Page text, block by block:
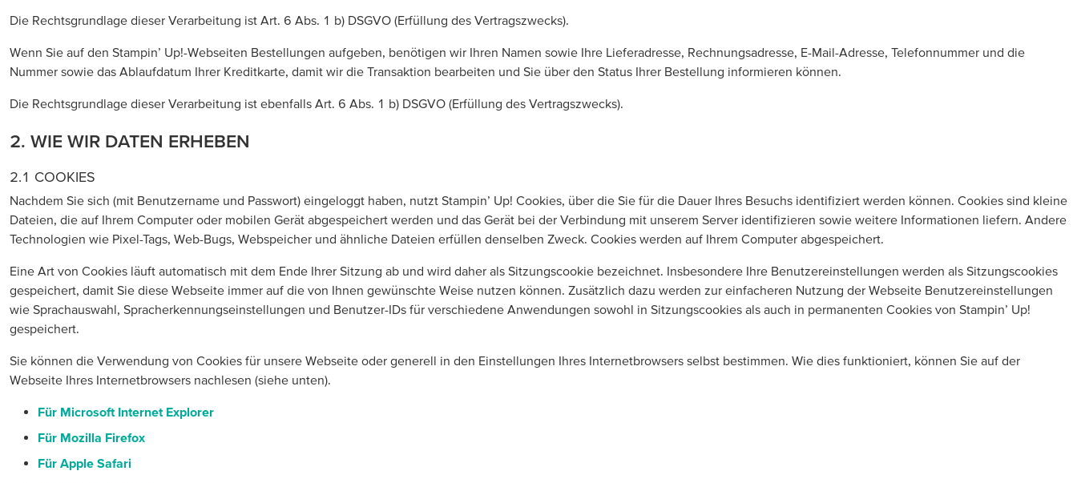
Die Rechtsgrundlage dieser Verarbeitung ist Art. 6 Abs. 1 b) DSGVO (Erfüllung des Vertragszwecks).
Wenn Sie auf den Stampin’ Up!-Webseiten Bestellungen aufgeben, benötigen wir Ihren Namen sowie Ihre Lieferadresse, Rechnungsadresse, E-Mail-Adresse, Telefonnummer und die
Nummer sowie das Ablaufdatum Ihrer Kreditkarte, damit wir die Transaktion bearbeiten und Sie über den Status Ihrer Bestellung informieren können.
Die Rechtsgrundlage dieser Verarbeitung ist ebenfalls Art. 6 Abs. 1 b) DSGVO (Erfüllung des Vertragszwecks).
2. WIE WIR DATEN ERHEBEN
2.1 COOKIES
Nachdem Sie sich (mit Benutzername und Passwort) eingeloggt haben, nutzt Stampin’ Up! Cookies, über die Sie für die Dauer Ihres Besuchs identifiziert werden können. Cookies sind kleine
Dateien, die auf Ihrem Computer oder mobilen Gerät abgespeichert werden und das Gerät bei der Verbindung mit unserem Server identifizieren sowie weitere Informationen liefern. Andere
Technologien wie Pixel-Tags, Web-Bugs, Webspeicher und ähnliche Dateien erfüllen denselben Zweck. Cookies werden auf Ihrem Computer abgespeichert.
Eine Art von Cookies läuft automatisch mit dem Ende Ihrer Sitzung ab und wird daher als Sitzungscookie bezeichnet. Insbesondere Ihre Benutzereinstellungen werden als Sitzungscookies
gespeichert, damit Sie diese Webseite immer auf die von Ihnen gewünschte Weise nutzen können. Zusätzlich dazu werden zur einfacheren Nutzung der Webseite Benutzereinstellungen
wie Sprachauswahl, Spracherkennungseinstellungen und Benutzer-IDs für verschiedene Anwendungen sowohl in Sitzungscookies als auch in permanenten Cookies von Stampin’ Up!
gespeichert.
Sie können die Verwendung von Cookies für unsere Webseite oder generell in den Einstellungen Ihres Internetbrowsers selbst bestimmen. Wie dies funktioniert, können Sie auf der
Webseite Ihres Internetbrowsers nachlesen (siehe unten).
Für Microsoft Internet Explorer
Für Mozilla Firefox
Für Apple Safari